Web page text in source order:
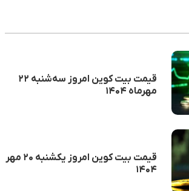
قیمت بیت کوین امروز سه‌شنبه ۲۲
مهرماه ۱۴۰۴
قیمت بیت کوین امروز یکشنبه ۲۰ مهر
۱۴۰۴